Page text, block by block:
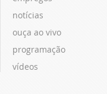
notícias
ouça ao vivo
programação
vídeos